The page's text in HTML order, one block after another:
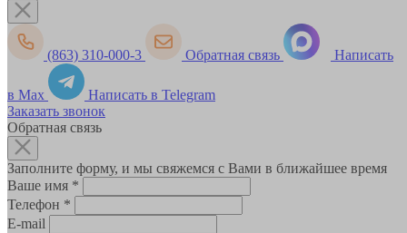
(863) 310-000-3 Обратная связь Написать
в Max
Написать в Telegram
Заказать звонок
Обратная связь
Заполните форму, и мы свяжемся с Вами в ближайшее время
Ваше имя *
Телефон *
E-mail